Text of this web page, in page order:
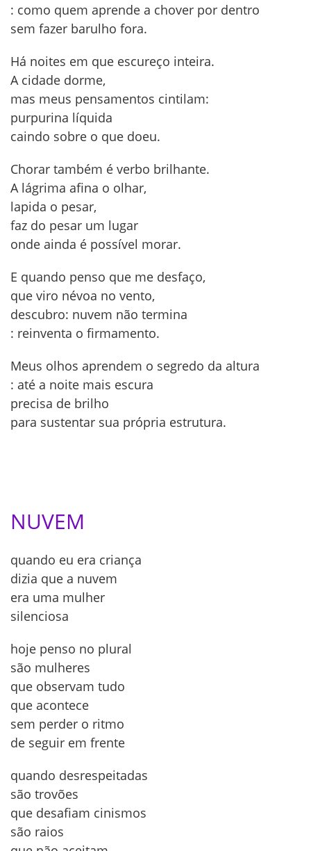
: como quem aprende a chover por dentro
sem fazer barulho fora.
Há noites em que escureço inteira.
A cidade dorme,
mas meus pensamentos cintilam:
purpurina líquida
caindo sobre o que doeu.
Chorar também é verbo brilhante.
A lágrima afina o olhar,
lapida o pesar,
faz do pesar um lugar
onde ainda é possível morar.
E quando penso que me desfaço,
que viro névoa no vento,
descubro: nuvem não termina
: reinventa o firmamento.
Meus olhos aprendem o segredo da altura
: até a noite mais escura
precisa de brilho
para sustentar sua própria estrutura.
NUVEM
quando eu era criança
dizia que a nuvem
era uma mulher
silenciosa
hoje penso no plural
são mulheres
que observam tudo
que acontece
sem perder o ritmo
de seguir em frente
quando desrespeitadas
são trovões
que desafiam cinismos
são raios